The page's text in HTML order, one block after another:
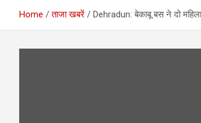
Home ताजा खबरें Dehradun: बेकाबू बस ने दो महिला